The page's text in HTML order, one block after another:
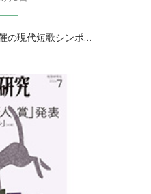
の現代短歌シンポ…